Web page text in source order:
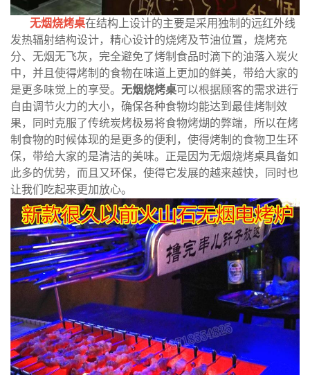
无烟烧烤桌在结构上设计的主要是采用独制的远红外线
发热辐射结构设计，精心设计的烧烤及节油位置，烧烤充
分、无烟无飞灰，完全避免了烤制食品时滴下的油落入炭火
中，并且使得烤制的食物在味道上更加的鲜美，带给大家的
是更多味觉上的享受。 无烟烧烤桌可以根据顾客的需求进行
自由调节火力的大小，确保各种食物均能达到最佳烤制效
果，同时克服了传统炭烤极易将食物烤煳的弊端，所以在烤
制食物的时候体现的是更多的便利，使得烤制的食物卫生环
保，带给大家的是清洁的美味。 正是因为无烟烧烤桌具备如
此多的优势，而且又环保，使得它发展的越来越快，同时也
让我们吃起来更加放心。